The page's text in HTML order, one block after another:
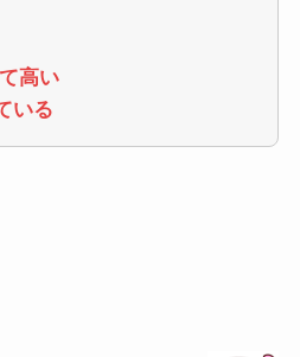
高い
いる